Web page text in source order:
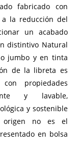
fabricado con
la reducción del
un acabado
distintivo Natural
jumbo y en tinta
de la libreta es
propiedades
y lavable,
y sostenible
origen no es el
en bolsa